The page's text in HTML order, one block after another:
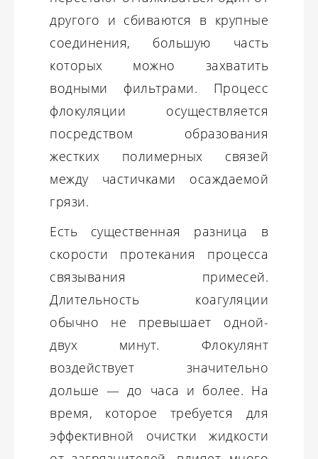
другого и сбиваются в крупные
соединения, большую часть
которых можно захватить
водными фильтрами. Процесс
флокуляции осуществляется
посредством образования
жестких полимерных связей
между частичками осаждаемой
грязи.
Есть существенная разница в
скорости протекания процесса
связывания примесей.
Длительность коагуляции
обычно не превышает одной-
двух минут. Флокулянт
воздействует значительно
дольше — до часа и более. На
время, которое требуется для
эффективной очистки жидкости